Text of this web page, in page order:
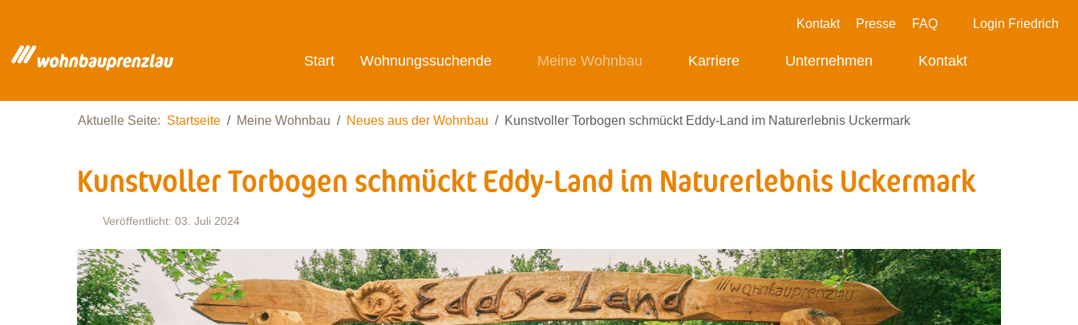
Kontakt Presse FAQ Login Friedrich
Start Wohnungssuchende Meine Wohnbau Karriere Unternehmen Kontakt
Aktuelle Seite: Startseite Meine Wohnbau Neues aus der Wohnbau Kunstvoller Torbogen schmückt Eddy-Land im Naturerlebnis Uckermark
Kunstvoller Torbogen schmückt Eddy-Land im Naturerlebnis Uckermark
Veröffentlicht: 03. Juli 2024